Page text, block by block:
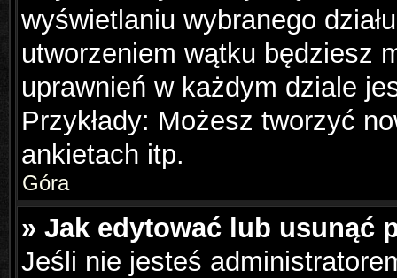
wyświetlaniu wybranego
utworzeniem wątku będziesz
uprawnień w każdym dziale
Przykłady: Możesz tworzyć
ankietach itp.
Góra
» Jak edytować lub usunąć
Jeśli nie jesteś